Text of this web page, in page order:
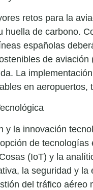
retos para la
huella de carbono.
españolas
de
La
en aeropuertos,
y la innovación
de
(IoT) y la
la seguridad y
del tráfico aéreo